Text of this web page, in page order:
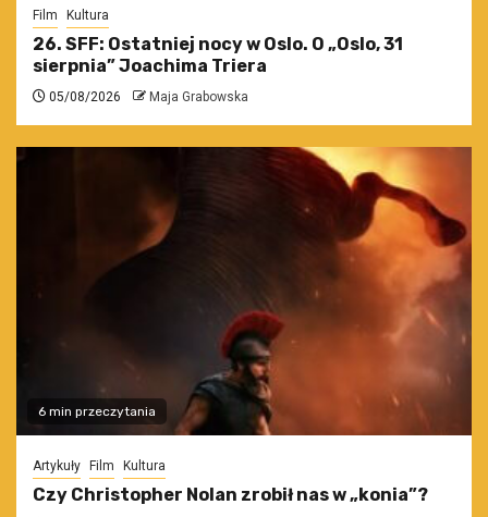
Film Kultura
26. SFF: Ostatniej nocy w Oslo. O „Oslo, 31
sierpnia” Joachima Triera
05/08/2026 Maja Grabowska
6 min przeczytania
Artykuły Film Kultura
Czy Christopher Nolan zrobił nas w „konia”?